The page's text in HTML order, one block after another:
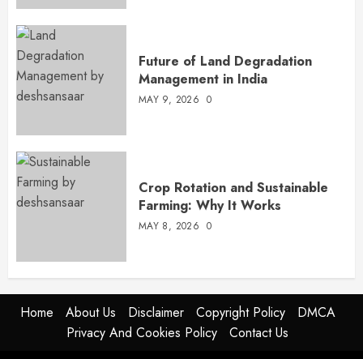
Future of Land Degradation
Management in India
MAY 9, 2026 0
Crop Rotation and Sustainable
Farming: Why It Works
MAY 8, 2026 0
Home About Us Disclaimer Copyright Policy
DMCA
Privacy And Cookies Policy
Contact Us